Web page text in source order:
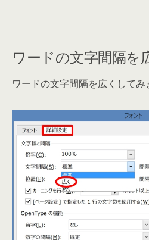
ワードの文字間隔を
ワードの文字間隔を広くしてみ